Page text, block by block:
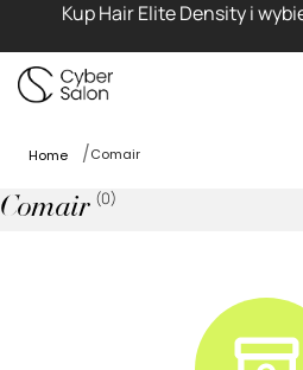
Kup Hair Elite Density i
Home Comair
Comair (0)